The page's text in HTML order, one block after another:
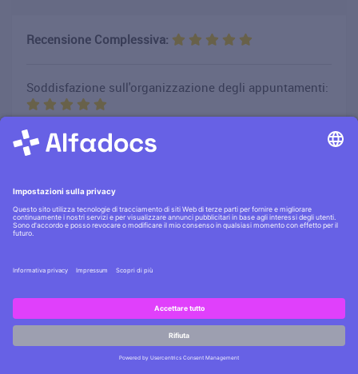
Recensione Complessiva:
Soddisfazione sull'organizzazione degli appuntamenti:
Livello di soddisfazione riguardo alla comunicazione
con lo studio:
Voto all'atteggiamento del nostro personale nei suoi
confronti:
Ritornerebbe nello studio per un futuro trattamento:
Si
Suggerirebbe lo studio a un suo conoscente:Scrivici